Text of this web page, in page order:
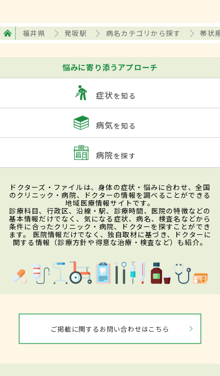
福井県 発坂駅 病名カテゴリから探す 帯状
悩みに寄り添うアプローチ
症状を知る
病気を知る
病院を探す
ドクターズ・ファイルは、身体の症状・悩みに合わせ、全国
のクリニック・病院、ドクターの情報を調べることができる
地域医療情報サイトです。
診療科目、行政区、沿線・駅、診療時間、医院の特徴などの
基本情報だけでなく、気になる症状、病名、検査名などから
条件に合ったクリニック・病院、ドクターを探すことができ
ます。 医院情報だけでなく、独自取材に基づき、ドクターに
関する情報（診療方針や得意な治療・検査など）も紹介。
ご掲載に関するお問い合わせはこちら